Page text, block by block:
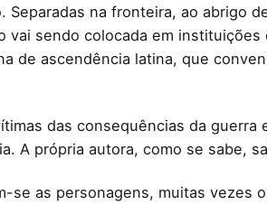
Separadas na fronteira, ao abrigo
vai sendo colocada em
de ascendência latina, que
das consequências da
A própria autora, como se sabe,
se as personagens, muitas vezes